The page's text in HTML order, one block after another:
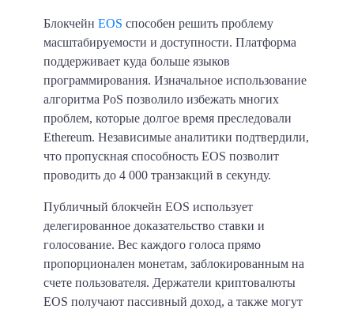
Блокчейн EOS способен решить проблему
масштабируемости и доступности. Платформа
поддерживает куда больше языков
программирования. Изначальное использование
алгоритма PoS позволило избежать многих
проблем, которые долгое время преследовали
Ethereum. Независимые аналитики подтвердили,
что пропускная способность EOS позволит
проводить до 4 000 транзакций в секунду.
Публичный блокчейн EOS использует
делегированное доказательство ставки и
голосование. Вес каждого голоса прямо
пропорционален монетам, заблокированным на
счете пользователя. Держатели криптовалюты
EOS получают пассивный доход, а также могут